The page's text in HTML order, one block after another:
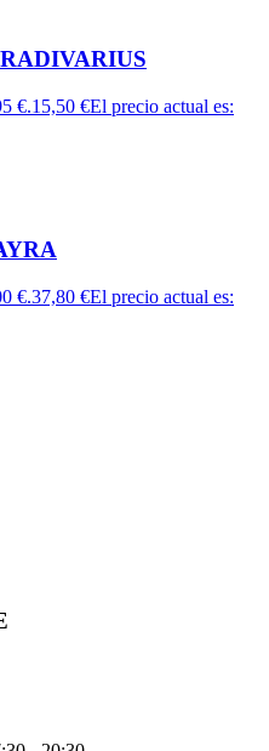
€.15,50 €El precio actual es:
€.37,80 €El precio actual es: